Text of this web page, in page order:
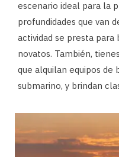
escenario ideal para la
profundidades que van
actividad se presta
novatos. También,
que alquilan equipos de
submarino, y brindan